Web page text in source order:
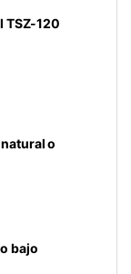
TSZ-120
o
bajo